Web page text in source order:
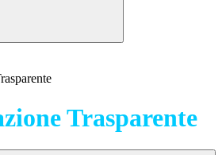
Trasparente